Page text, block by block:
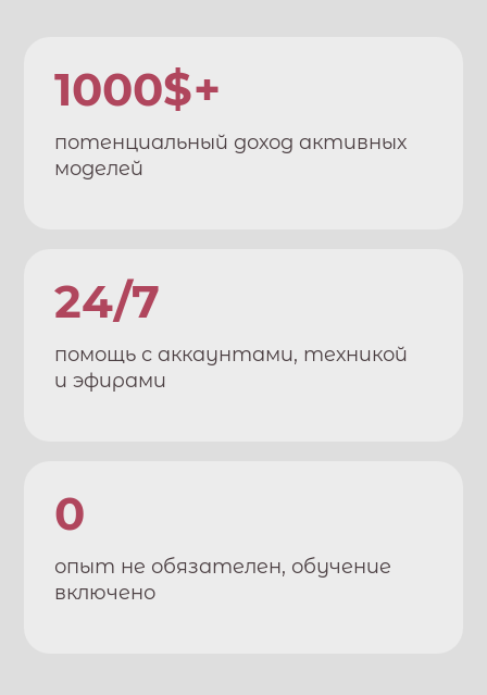
1000$+
потенциальный доход активных
моделей
24/7
помощь с аккаунтами, техникой
и эфирами
0
опыт не обязателен, обучение
включено